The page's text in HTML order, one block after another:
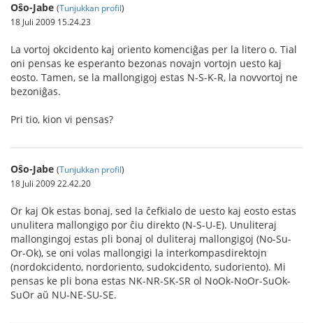
Oŝo-Jabe (Tunjukkan profil)
18 Juli 2009 15.24.23
La vortoj okcidento kaj oriento komenciĝas per la litero o. Tial
oni pensas ke esperanto bezonas novajn vortojn uesto kaj
eosto. Tamen, se la mallongigoj estas N-S-K-R, la novvortoj ne
bezoniĝas.
Pri tio, kion vi pensas?
Oŝo-Jabe (Tunjukkan profil)
18 Juli 2009 22.42.20
Or kaj Ok estas bonaj, sed la ĉefkialo de uesto kaj eosto estas
unulitera mallongigo por ĉiu direkto (N-S-U-E). Unuliteraj
mallongingoj estas pli bonaj ol duliteraj mallongigoj (No-Su-
Or-Ok), se oni volas mallongigi la interkompasdirektojn
(nordokcidento, nordoriento, sudokcidento, sudoriento). Mi
pensas ke pli bona estas NK-NR-SK-SR ol NoOk-NoOr-SuOk-
SuOr aŭ NU-NE-SU-SE.